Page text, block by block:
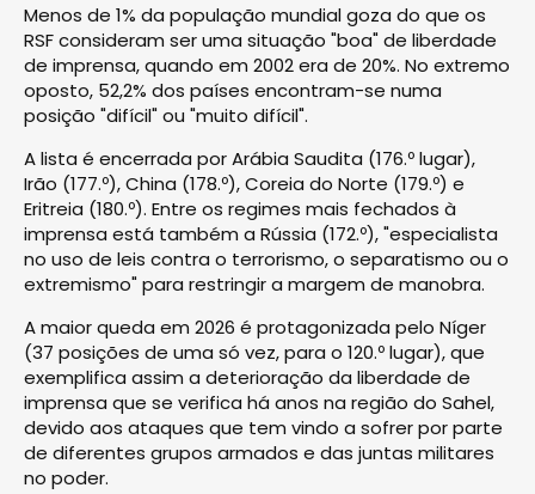
Menos de 1% da população mundial goza do que os
RSF consideram ser uma situação "boa" de liberdade
de imprensa, quando em 2002 era de 20%. No extremo
oposto, 52,2% dos países encontram-se numa
posição "difícil" ou "muito difícil".
A lista é encerrada por Arábia Saudita (176.º lugar),
Irão (177.º), China (178.º), Coreia do Norte (179.º) e
Eritreia (180.º). Entre os regimes mais fechados à
imprensa está também a Rússia (172.º), "especialista
no uso de leis contra o terrorismo, o separatismo ou o
extremismo" para restringir a margem de manobra.
A maior queda em 2026 é protagonizada pelo Níger
(37 posições de uma só vez, para o 120.º lugar), que
exemplifica assim a deterioração da liberdade de
imprensa que se verifica há anos na região do Sahel,
devido aos ataques que tem vindo a sofrer por parte
de diferentes grupos armados e das juntas militares
no poder.